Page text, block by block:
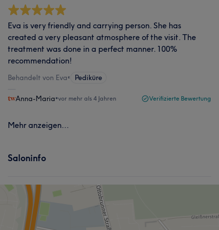
Eva is very friendly and carrying person. She has
created a very pleasant atmosphere of the visit. The
treatment was done in a perfect manner. 100%
recommendation!
Behandelt von Eva• Pediküre
Anna-Maria•vor mehr als 4 Jahren Verifizierte Bewertung
Mehr anzeigen...
Saloninfo